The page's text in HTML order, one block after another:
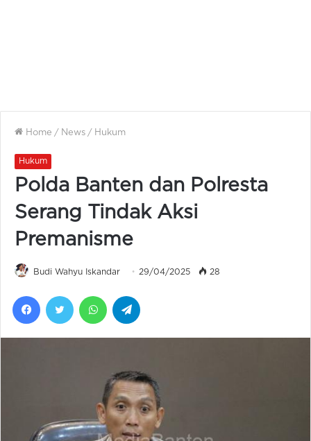
Home / News / Hukum
Hukum
Polda Banten dan Polresta
Serang Tindak Aksi
Premanisme
Budi Wahyu Iskandar 29/04/2025 28
FacebookTwitter WhatsApp